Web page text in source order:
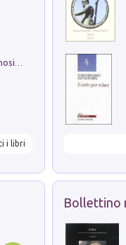
i libri
Bollettino